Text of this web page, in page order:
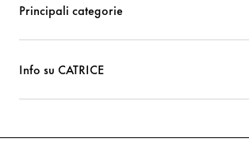
Principali categorie
Info su CATRICE